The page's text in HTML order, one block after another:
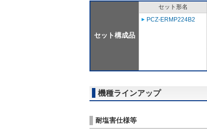
セット構成品
セット形名
PCZ-ERMP224B2
機種ラインアップ
耐塩害仕様等